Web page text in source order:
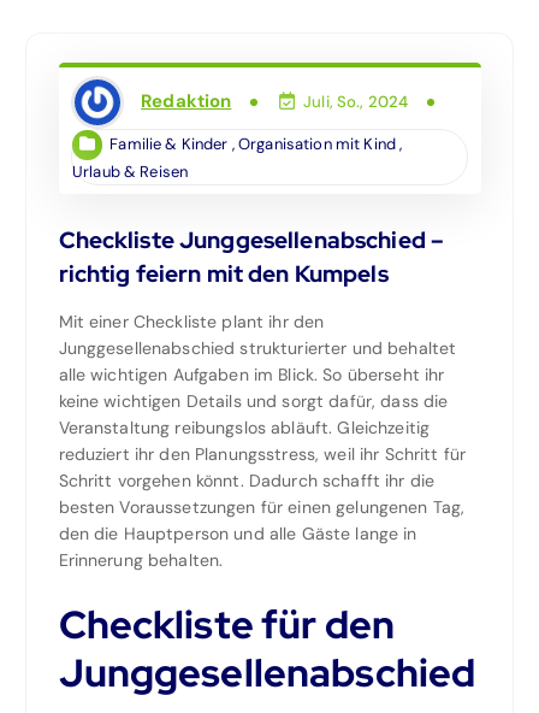
Redaktion Juli, So., 2024
Familie & Kinder ,Organisation mit Kind,
Urlaub & Reisen
Checkliste Junggesellenabschied –
richtig feiern mit den Kumpels
Mit einer Checkliste plant ihr den
Junggesellenabschied strukturierter und behaltet
alle wichtigen Aufgaben im Blick. So überseht ihr
keine wichtigen Details und sorgt dafür, dass die
Veranstaltung reibungslos abläuft. Gleichzeitig
reduziert ihr den Planungsstress, weil ihr Schritt für
Schritt vorgehen könnt. Dadurch schafft ihr die
besten Voraussetzungen für einen gelungenen Tag,
den die Hauptperson und alle Gäste lange in
Erinnerung behalten.
Checkliste für den
Junggesellenabschied